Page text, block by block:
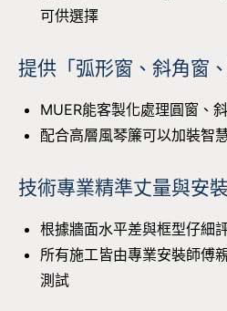
可供選擇
提供「弧形窗、斜角窗
MUER能客製化處理圓窗、
配合高層風琴簾可以加裝智
技術專業精準丈量與安裝
根據牆面水平差與框型仔細
所有施工皆由專業安裝師傅
測試